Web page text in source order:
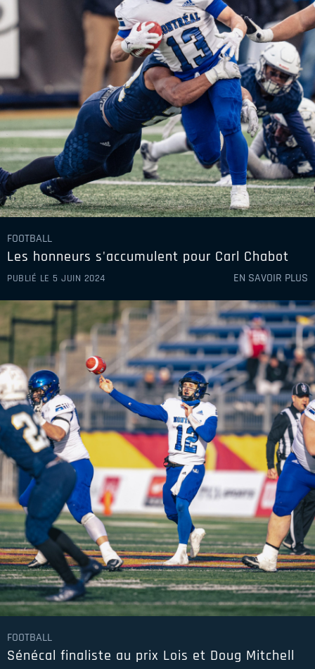
2007-2008
2005-2006
2004-2005
FOOTBALL
Les honneurs s'accumulent pour Carl Chabot
PUBLIÉ LE 5 JUIN 2024 EN SAVOIR PLUS
FOOTBALL
Sénécal finaliste au prix Lois et Doug Mitchell